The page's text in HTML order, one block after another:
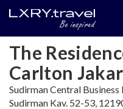
The
Carlton
Sudirman Central
Sudirman Kav. 52-53,